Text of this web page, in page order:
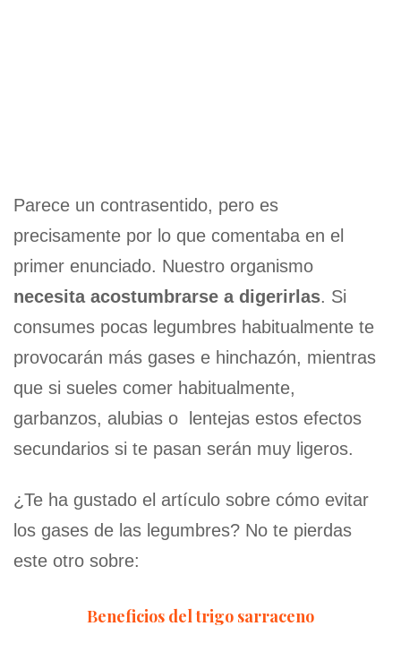
Parece un contrasentido, pero es
precisamente por lo que comentaba en el
primer enunciado. Nuestro organismo
necesita acostumbrarse a digerirlas. Si
consumes pocas legumbres habitualmente te
provocarán más gases e hinchazón, mientras
que si sueles comer habitualmente,
garbanzos, alubias o lentejas estos efectos
secundarios si te pasan serán muy ligeros.
¿Te ha gustado el artículo sobre cómo evitar
los gases de las legumbres? No te pierdas
este otro sobre:
Beneficios del trigo sarraceno